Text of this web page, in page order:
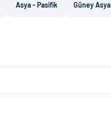
Asya - Pasifik Güney Asya